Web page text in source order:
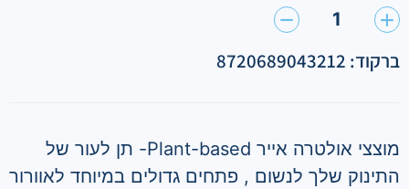
1
ברקוד: 8720689043212
מוצצי אולטרה אייר Plant-based- תן לעור של
התינוק שלך לנשום , פתחים גדולים במיוחד לאוורור